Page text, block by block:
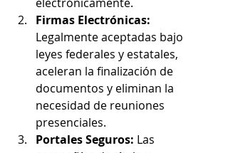
Firmas Electrónicas:
Legalmente aceptadas bajo
leyes federales y estatales,
aceleran la finalización de
documentos y eliminan la
necesidad de reuniones
presenciales.
Portales Seguros: Las